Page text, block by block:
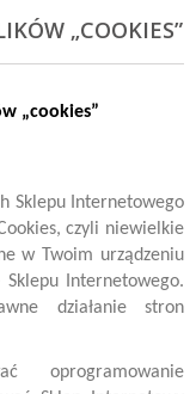
„COOKIES”
„cookies”
Sklepu Internetowego
czyli niewielkie
w Twoim urządzeniu
Internetowego.
działanie stron
oprogramowanie